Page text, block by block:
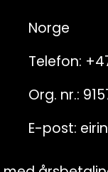
Norge
Telefon:
Org. nr.:
E-post: